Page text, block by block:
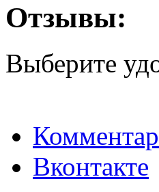
Отзывы:
Выберите
Вконтакте